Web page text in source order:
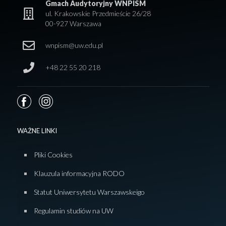
Gmach Audytoryjny WNPISM
ul. Krakowskie Przedmieście 26/28
00-927 Warszawa
wnpism@uw.edu.pl
+48 22 55 20 218
WAŻNE LINKI
Pliki Cookies
Klauzula informacyjna RODO
Statut Uniwersytetu Warszawskeigo
Regulamin studiów na UW